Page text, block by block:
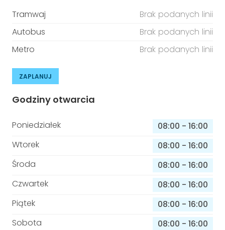
Tramwaj
Brak podanych linii
Autobus
Brak podanych linii
Metro
Brak podanych linii
ZAPLANUJ
Godziny otwarcia
Poniedziałek 08:00 - 16:00
Wtorek
08:00 - 16:00
Środa
08:00 - 16:00
Czwartek
08:00 - 16:00
Piątek
08:00 - 16:00
Sobota
08:00 - 16:00